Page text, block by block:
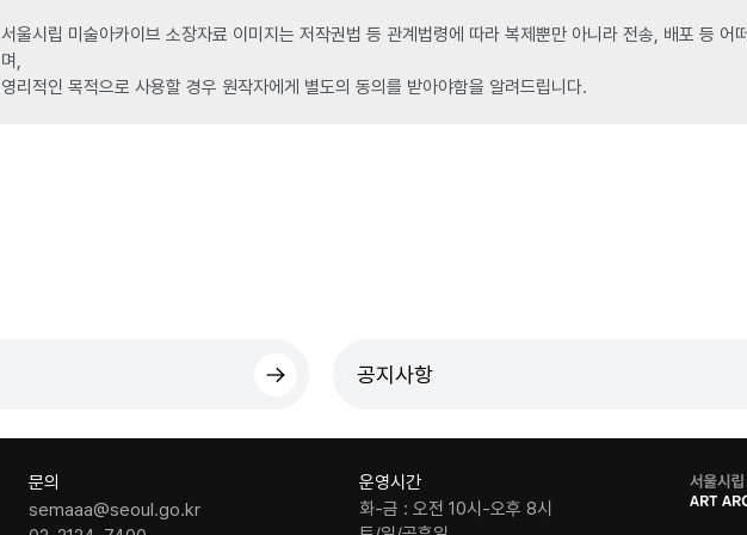
서울시립 미술아카이브 소장자료 이미지는 저작권법 등 관계법령에 따라 복제뿐만 아니라 전송, 배포 등 어
며,
영리적인 목적으로 사용할 경우 원작자에게 별도의 동의를 받아야함을 알려드립니다.
공지사항
문의
semaaa@seoul.go.kr
운영시간
화-금 : 오전 10시-오후 8시
로
고